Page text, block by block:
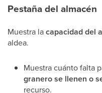
Pestaña del almacén
Muestra lacapacidad del
aldea.
Muestra cuánto falta
granero se llenen o
recurso.